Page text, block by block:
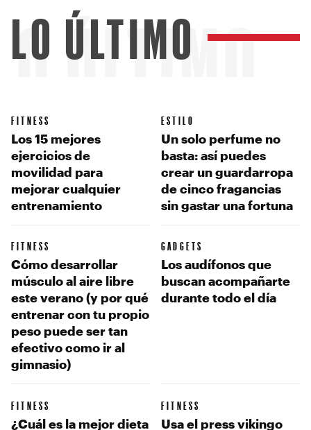
ÚLTIMO
LO ÚLTIMO
FITNESS
Los 15 mejores
ejercicios de
movilidad para
mejorar cualquier
entrenamiento
ESTILO
Un solo perfume no
basta: así puedes
crear un guardarropa
de cinco fragancias
sin gastar una fortuna
FITNESS
Cómo desarrollar
músculo al aire libre
este verano (y por qué
entrenar con tu propio
peso puede ser tan
efectivo como ir al
gimnasio)
GADGETS
Los audífonos que
buscan acompañarte
durante todo el día
FITNESS
¿Cuál es la mejor dieta
FITNESS
Usa el press vikingo